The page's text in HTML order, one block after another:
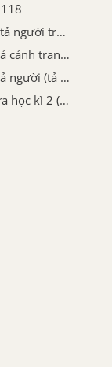
Tập làm văn - Luyện tập tả người trang 108, 109
Tập làm văn: Luyện tập tả cảnh trang 34 SGK Tiếng Việt 5 tập 1
Tập làm văn: Luyện tập tả người (tả hoạt động) trang 150 SGK Tiếng Việt 5 tập 1
Đề số 1 - Đề kiểm tra giữa học kì 2 (Đề thi giữa học kì 2) – Tiếng Việt 5